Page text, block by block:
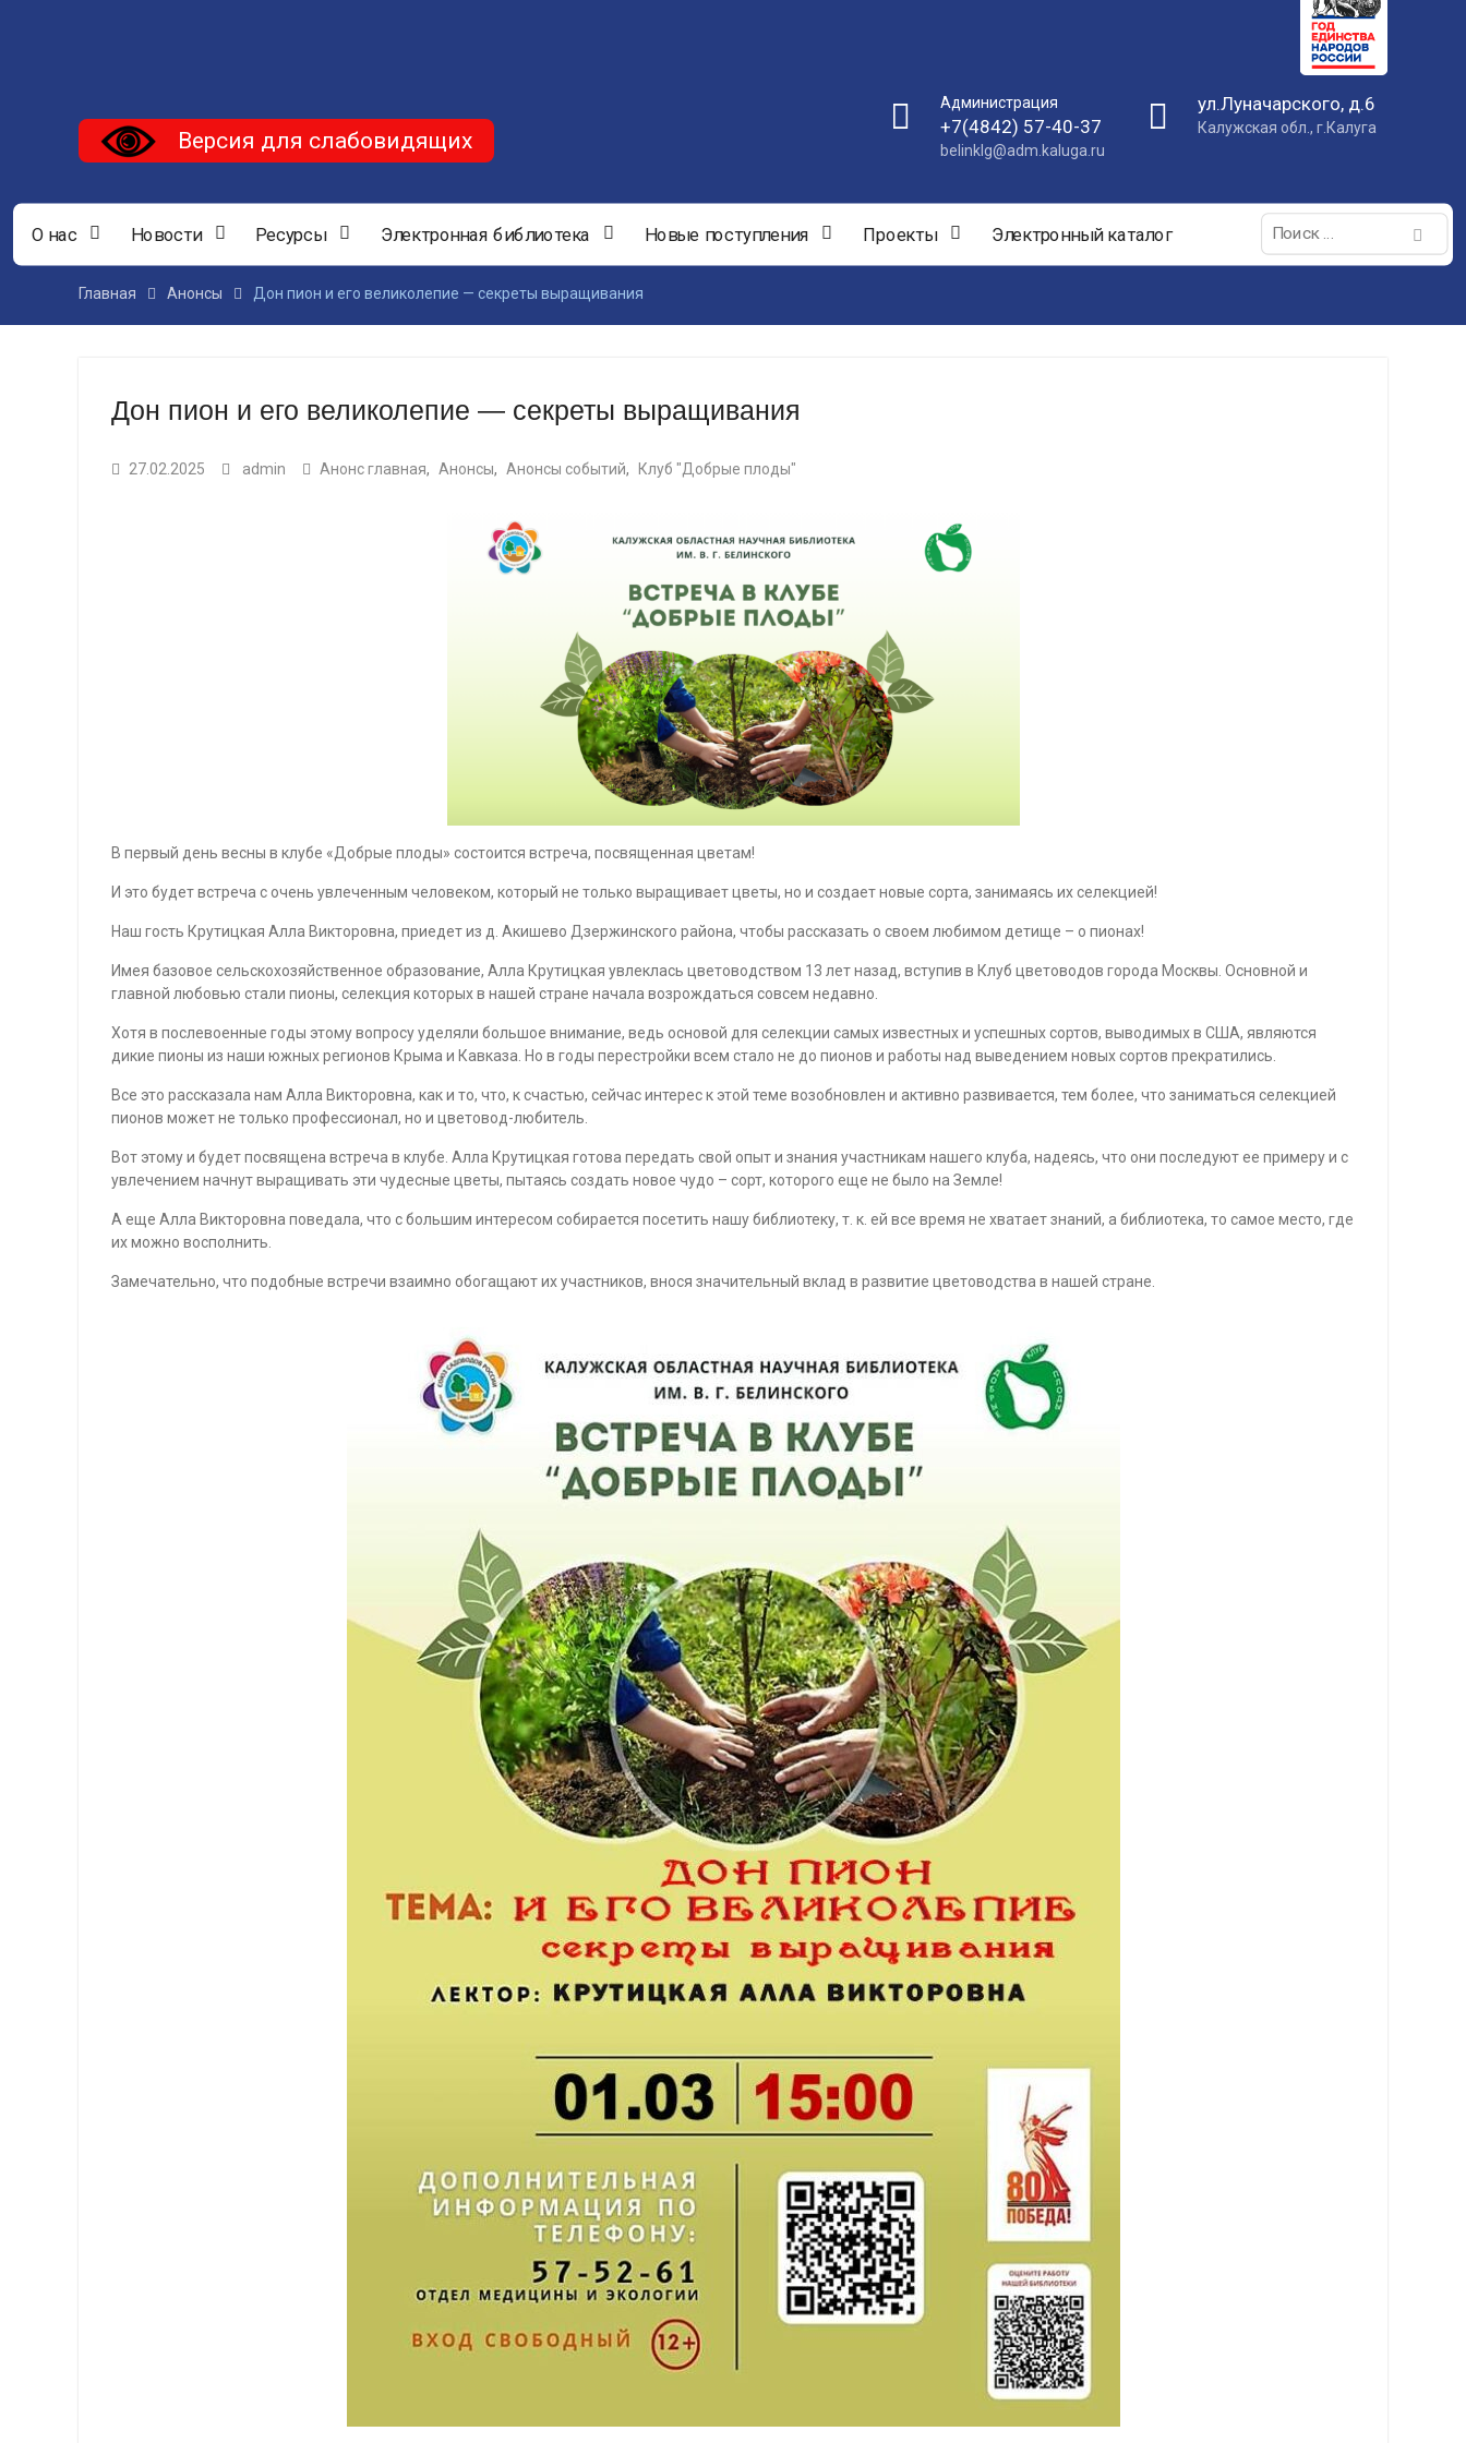
Администрация
+7(4842) 57-40-37
belinklg@adm.kaluga.ru
ул.Луначарского, д.6
Калужская обл., г.Калуга
Версия для слабовидящих
О нас Новости Ресурсы Электронная библиотека Новые поступления Проекты Электронный каталог
Поиск:
Главная Анонсы Дон пион и его великолепие — секреты выращивания
Дон пион и его великолепие — секреты выращивания
27.02.2025 admin Анонс главная, Анонсы, Анонсы событий, Клуб "Добрые плоды"
В первый день весны в клубе «Добрые плоды» состоится встреча, посвященная цветам!
И это будет встреча с очень увлеченным человеком, который не только выращивает цветы, но и создает новые сорта, занимаясь их селекцией!
Наш гость Крутицкая Алла Викторовна, приедет из д. Акишево Дзержинского района, чтобы рассказать о своем любимом детище – о пионах!
Имея базовое сельскохозяйственное образование, Алла Крутицкая увлеклась цветоводством 13 лет назад, вступив в Клуб цветоводов города Москвы. Основной и
главной любовью стали пионы, селекция которых в нашей стране начала возрождаться совсем недавно.
Хотя в послевоенные годы этому вопросу уделяли большое внимание, ведь основой для селекции самых известных и успешных сортов, выводимых в США, являются
дикие пионы из наши южных регионов Крыма и Кавказа. Но в годы перестройки всем стало не до пионов и работы над выведением новых сортов прекратились.
Все это рассказала нам Алла Викторовна, как и то, что, к счастью, сейчас интерес к этой теме возобновлен и активно развивается, тем более, что заниматься селекцией
пионов может не только профессионал, но и цветовод-любитель.
Вот этому и будет посвящена встреча в клубе. Алла Крутицкая готова передать свой опыт и знания участникам нашего клуба, надеясь, что они последуют ее примеру и с
увлечением начнут выращивать эти чудесные цветы, пытаясь создать новое чудо – сорт, которого еще не было на Земле!
А еще Алла Викторовна поведала, что с большим интересом собирается посетить нашу библиотеку, т. к. ей все время не хватает знаний, а библиотека, то самое место, где
их можно восполнить.
Замечательно, что подобные встречи взаимно обогащают их участников, внося значительный вклад в развитие цветоводства в нашей стране.